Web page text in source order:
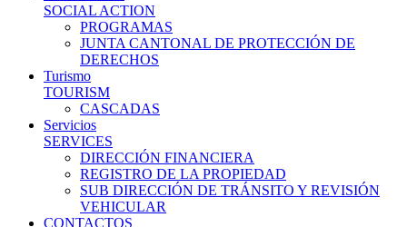
SOCIAL ACTION
PROGRAMAS
JUNTA CANTONAL DE PROTECCIÓN DE
DERECHOS
Turismo
TOURISM
CASCADAS
Servicios
SERVICES
DIRECCIÓN FINANCIERA
REGISTRO DE LA PROPIEDAD
SUB DIRECCIÓN DE TRÁNSITO Y REVISIÓN
VEHICULAR
CONTACTOS